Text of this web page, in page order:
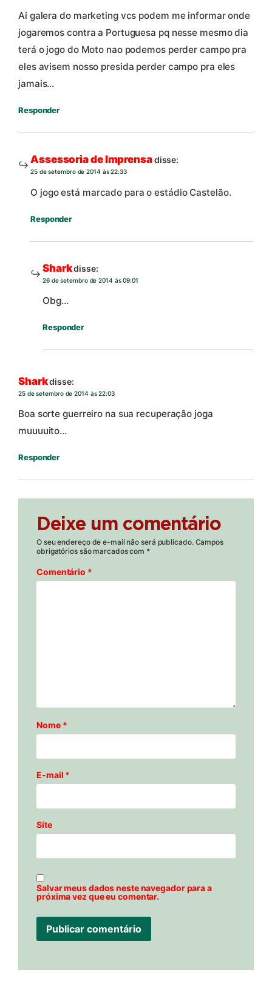
Ai galera do marketing vcs podem me informar onde
jogaremos contra a Portuguesa pq nesse mesmo dia
terá o jogo do Moto nao podemos perder campo pra
eles avisem nosso presida perder campo pra eles
jamais…
Responder
Assessoria de Imprensadisse:
25 de setembro de 2014 às 22:33
O jogo está marcado para o estádio Castelão.
Responder
Sharkdisse:
26 de setembro de 2014 às 09:01
Obg…
Responder
Sharkdisse:
25 de setembro de 2014 às 22:03
Boa sorte guerreiro na sua recuperação joga
muuuuito…
Responder
Deixe um comentário
O seu endereço de e-mail não será publicado. Campos
obrigatórios são marcados com *
Comentário *
Nome *
E-mail *
Site
Salvar meus dados neste navegador para a
próxima vez que eu comentar.